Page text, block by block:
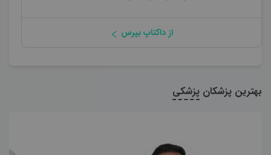
از داکتاپ بپرس
بهترین پزشکان پزشکی